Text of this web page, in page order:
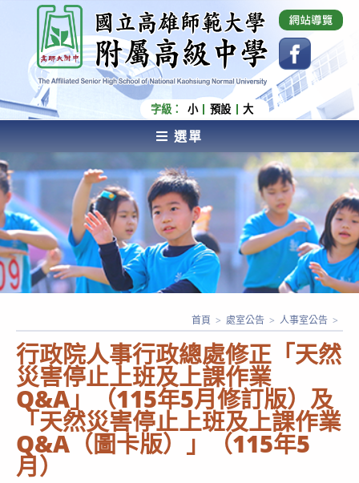
內
容
國立高雄師範大學附屬高級中學 Affiliated Senior
High School of National Kaohsiung Normal
University
字級： 小 預設 大
選單
AFFILIATED SENIOR HIGH SCHOOL OF NATIONAL
KAOHSIUNG NORMAL UNIVERSITY
行政院人事行政總處修正「天然
災害停止上班及上課作業
Q&A」（115年5月修訂版）及
「天然災害停止上班及上課作業
Q&A（圖卡版）」（115年5
月）
首頁 > 處室公告 > 人事室公告 >